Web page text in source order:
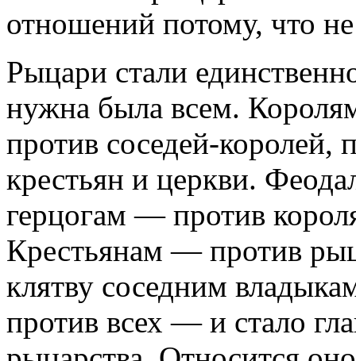
отношений потому, что
Рыцари стали
нужна была всем.
против соседей-королей,
крестьян и церкви.
герцогам — против
Крестьянам — против
клятву соседним
против всех — и стало